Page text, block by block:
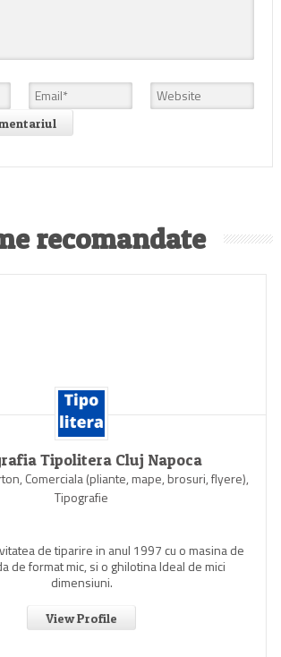
recomandate
Tipolitera Cluj Napoca
Comerciala (pliante, mape, brosuri, flyere),
Tipografie
de tiparire in anul 1997 cu o masina de
de format mic, si o ghilotina Ideal de mici
dimensiuni.
View Profile